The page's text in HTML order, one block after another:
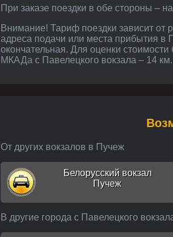
При заказе поездки в обе стороны –
Внимание! Тариф поездки зависит от расстояния в километрах и может незначительно меняться в зависимости от точного
адреса подачи или места прибытия в
окончательная. Для оценки
МКАДа с Павелецкого вокзала – 14 км.
От других вокзалов в Пучеж
Белорусский вокзал
Пучеж
В другие города с Павелецкого